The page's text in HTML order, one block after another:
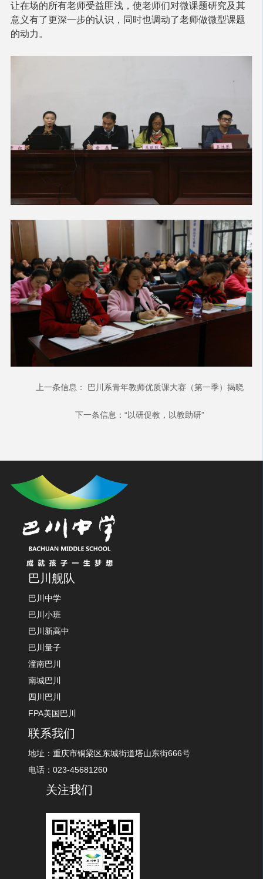
让在场的所有老师受益匪浅，使老师们对微课题研究及其
意义有了更深一步的认识，同时也调动了老师做微型课题
的动力。
上一条信息： 巴川系青年教师优质课大赛（第一季）揭晓
下一条信息： “以研促教，以教助研”
巴川舰队
巴川中学
巴川小班
巴川新高中
巴川量子
潼南巴川
南城巴川
四川巴川
FPA美国巴川
联系我们
地址：重庆市铜梁区东城街道塔山东街666号
电话：023-45681260
关注我们